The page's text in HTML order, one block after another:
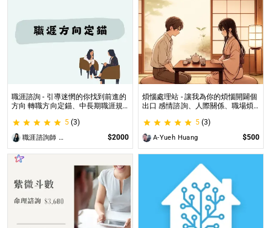
職涯諮詢 - 引導迷惘的你找到前進的
方向 轉職方向定錨、中長期職涯規
5 (3)
職涯諮詢師 阿紫 $2000
煩惱處理站 - 讓我為你的煩惱開闢個
出口 感情諮詢、人際關係、職場煩
5 (3)
A-Yueh Huang $500